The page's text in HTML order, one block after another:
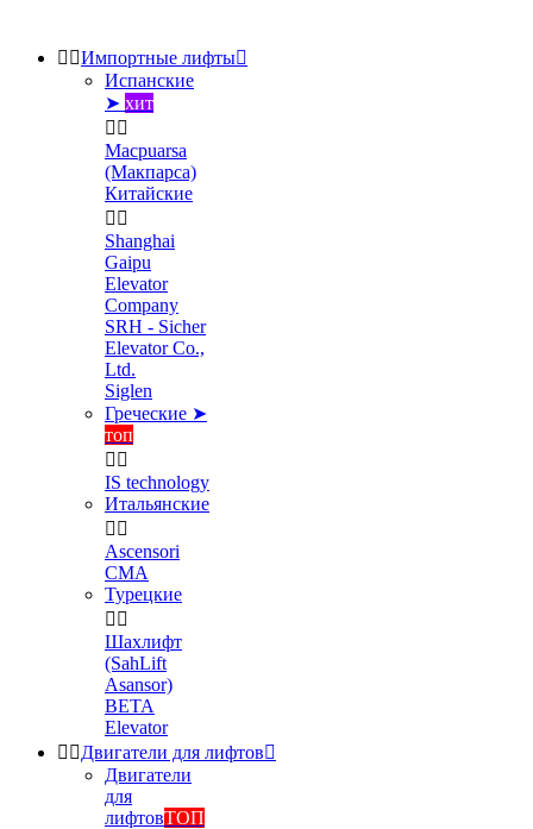
 Импортные лифты
Испанские
➤ хит
 
Macpuarsa
(Макпарса)
Китайские
 
Shanghai
Gaipu
Elevator
Company
SRH - Sicher
Elevator Co.,
Ltd.
Siglen
Греческие ➤
топ
 
IS technology
Итальянские
 
Ascensori
CMA
Турецкие
 
Шахлифт
(SahLift
Asansor)
BETA
Elevator
 Двигатели для лифтов
Двигатели
для
лифтовТОП